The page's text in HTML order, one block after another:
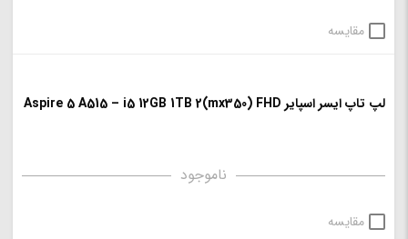
مقایسه
لپ تاپ ایسر اسپایر Aspire 5 A515 – i5 12GB 1TB 2(mx350) FHD
ناموجود
مقایسه